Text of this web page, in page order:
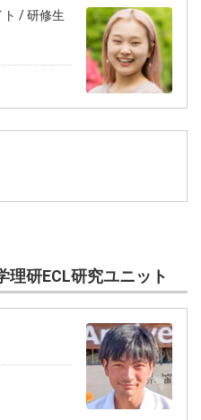
/ 研修生
理研ECL研究ユニット